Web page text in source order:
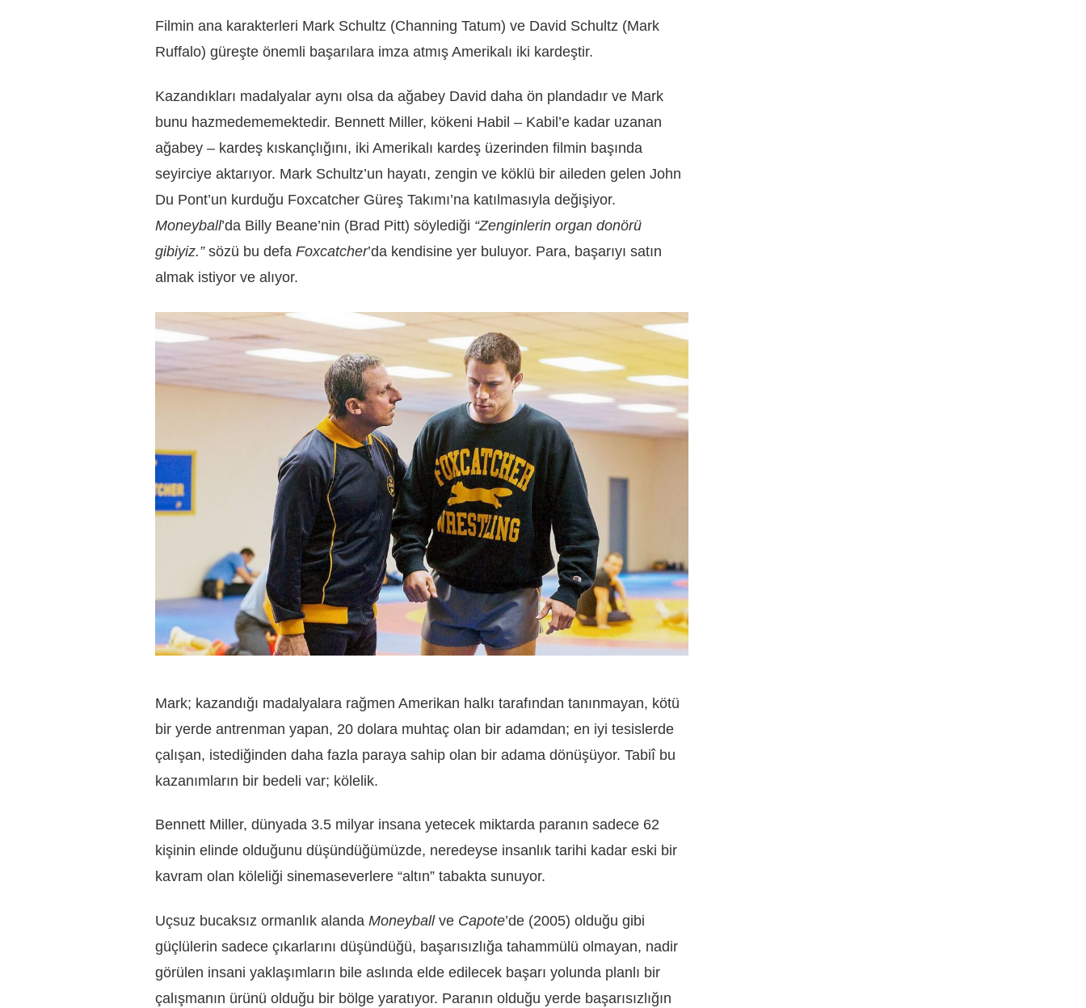
Filmin ana karakterleri Mark Schultz (Channing Tatum) ve David Schultz (Mark
Ruffalo) güreşte önemli başarılara imza atmış Amerikalı iki kardeştir.
Kazandıkları madalyalar aynı olsa da ağabey David daha ön plandadır ve Mark
bunu hazmedememektedir. Bennett Miller, kökeni Habil – Kabil’e kadar uzanan
ağabey – kardeş kıskançlığını, iki Amerikalı kardeş üzerinden filmin başında
seyirciye aktarıyor. Mark Schultz’un hayatı, zengin ve köklü bir aileden gelen John
Du Pont’un kurduğu Foxcatcher Güreş Takımı’na katılmasıyla değişiyor.
Moneyball’da Billy Beane’nin (Brad Pitt) söylediği “Zenginlerin organ donörü
gibiyiz.”sözü bu defa Foxcatcher’da kendisine yer buluyor. Para, başarıyı satın
almak istiyor ve alıyor.
Mark; kazandığı madalyalara rağmen Amerikan halkı tarafından tanınmayan, kötü
bir yerde antrenman yapan, 20 dolara muhtaç olan bir adamdan; en iyi tesislerde
çalışan, istediğinden daha fazla paraya sahip olan bir adama dönüşüyor. Tabiî bu
kazanımların bir bedeli var; kölelik.
Bennett Miller, dünyada 3.5 milyar insana yetecek miktarda paranın sadece 62
kişinin elinde olduğunu düşündüğümüzde, neredeyse insanlık tarihi kadar eski bir
kavram olan köleliği sinemaseverlere “altın” tabakta sunuyor.
Uçsuz bucaksız ormanlık alanda Moneyball ve Capote’de (2005) olduğu gibi
güçlülerin sadece çıkarlarını düşündüğü, başarısızlığa tahammülü olmayan, nadir
görülen insani yaklaşımların bile aslında elde edilecek başarı yolunda planlı bir
çalışmanın ürünü olduğu bir bölge yaratıyor. Paranın olduğu yerde başarısızlığın